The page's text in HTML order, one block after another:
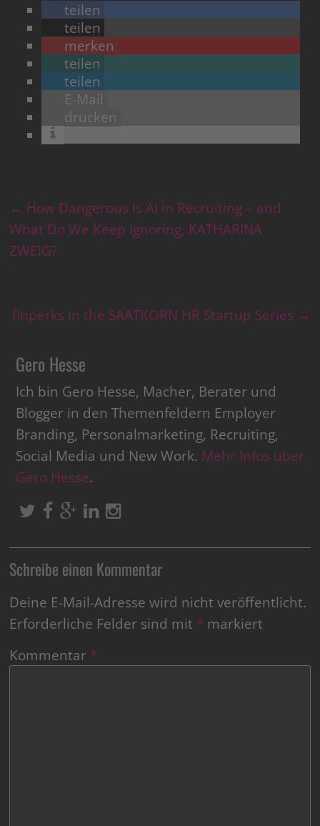
teilen
teilen
merken
teilen
teilen
E-Mail
drucken
← How Dangerous Is AI in Recruiting – and
What Do We Keep Ignoring, KATHARINA
ZWEIG?
finperks in the SAATKORN HR Startup Series →
Gero Hesse
Ich bin Gero Hesse, Macher, Berater und
Blogger in den Themenfeldern Employer
Branding, Personalmarketing, Recruiting,
Social Media und New Work. Mehr Infos über
Gero Hesse.
Schreibe einen Kommentar
Deine E-Mail-Adresse wird nicht veröffentlicht.
Erforderliche Felder sind mit * markiert
Kommentar *